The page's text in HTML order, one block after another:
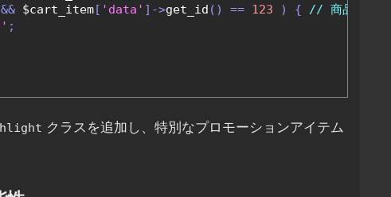
&& $cart_item[ 'data' ]->get_id () == 123 ) {
// 商品ID 123
;
クラスを追加し、特別なプロモーションアイテム